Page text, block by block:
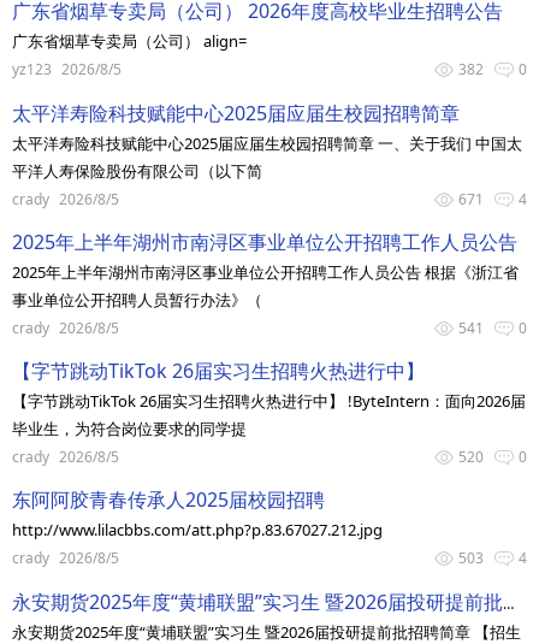
广东省烟草专卖局（公司） 2026年度高校毕业生招聘公告
广东省烟草专卖局（公司） align=
0
382
yz123 2026/8/5
太平洋寿险科技赋能中心2025届应届生校园招聘简章
太平洋寿险科技赋能中心2025届应届生校园招聘简章 一、关于我们 中国太
平洋人寿保险股份有限公司（以下简
4
671
crady 2026/8/5
2025年上半年湖州市南浔区事业单位公开招聘工作人员公告
2025年上半年湖州市南浔区事业单位公开招聘工作人员公告 根据《浙江省
事业单位公开招聘人员暂行办法》（
0
541
crady 2026/8/5
【字节跳动TikTok 26届实习生招聘火热进行中】
【字节跳动TikTok 26届实习生招聘火热进行中】 !ByteIntern：面向2026届
毕业生，为符合岗位要求的同学提
0
520
crady 2026/8/5
东阿阿胶青春传承人2025届校园招聘
http://www.lilacbbs.com/att.php?p.83.67027.212.jpg
4
503
crady 2026/8/5
永安期货2025年度“黄埔联盟”实习生 暨2026届投研提前批招聘简章
永安期货2025年度“黄埔联盟”实习生 暨2026届投研提前批招聘简章 【招生